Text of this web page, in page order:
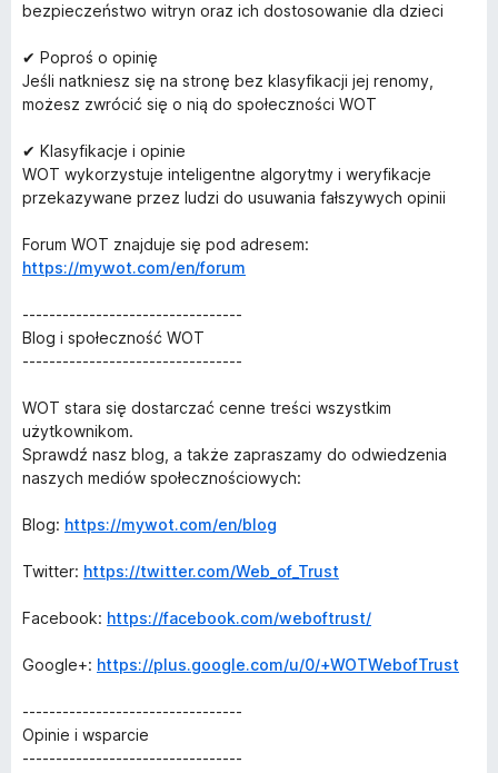
bezpieczeństwo witryn oraz ich dostosowanie dla dzieci
✔ Poproś o opinię
Jeśli natkniesz się na stronę bez klasyfikacji jej renomy,
możesz zwrócić się o nią do społeczności WOT
✔ Klasyfikacje i opinie
WOT wykorzystuje inteligentne algorytmy i weryfikacje
przekazywane przez ludzi do usuwania fałszywych opinii
Forum WOT znajduje się pod adresem:
https://mywot.com/en/forum
---------------------------------
Blog i społeczność WOT
---------------------------------
WOT stara się dostarczać cenne treści wszystkim
użytkownikom.
Sprawdź nasz blog, a także zapraszamy do odwiedzenia
naszych mediów społecznościowych:
Blog: https://mywot.com/en/blog
Twitter: https://twitter.com/Web_of_Trust
Facebook: https://facebook.com/weboftrust/
Google+: https://plus.google.com/u/0/+WOTWebofTrust
---------------------------------
Opinie i wsparcie
---------------------------------